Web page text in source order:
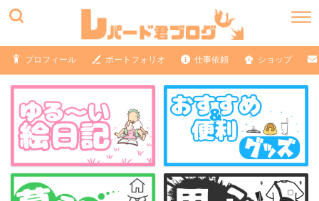
プロフィール ポートフォリオ 仕事依頼 ショップ